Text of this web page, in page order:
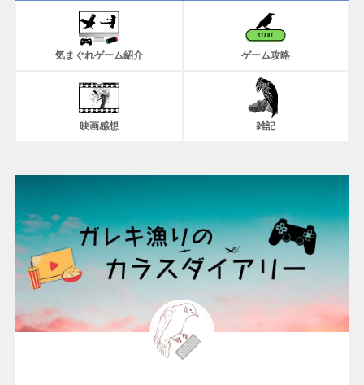
気まぐれゲーム紹介 ゲーム攻略
映画感想 雑記